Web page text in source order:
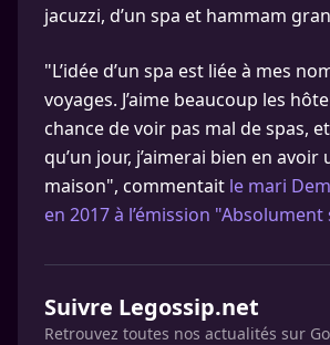
jacuzzi, d’un spa et hammam
"L’idée d’un spa est liée à mes
voyages. J’aime beaucoup les
chance de voir pas mal de spas,
qu’un jour, j’aimerai bien en avoir
maison", commentait le mari
en 2017 à l’émission
Suivre Legossip.net
Retrouvez toutes nos actualités sur